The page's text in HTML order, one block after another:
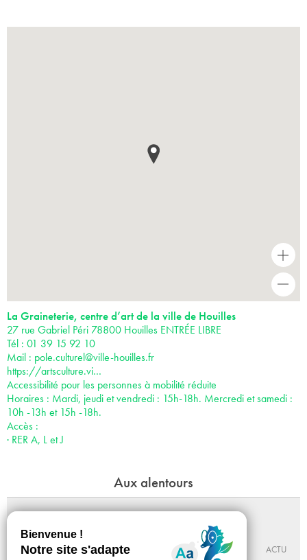
+
La Graineterie, centre d’art de la ville de Houilles
27 rue Gabriel Péri 78800 Houilles ENTRÉE LIBRE
Tél : 01 39 15 92 10
Mail : pole.culturel@ville-houilles.fr
https://artsculture.vi…
Accessibilité pour les personnes à mobilité réduite
Horaires : Mardi, jeudi et vendredi : 15h-18h. Mercredi et samedi :
10h -13h et 15h -18h.
Accès :
· RER A, L et J
Aux alentours
Du 09 - 10 au 19 - 12 - 2026
LA TERRASSE ESPACE D’ART DE NANTERRE
ACTU